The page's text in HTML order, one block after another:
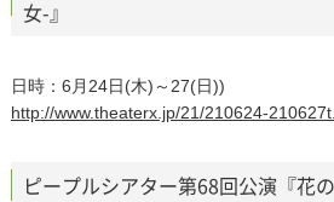
女-』
日時：6月24日(木)～27(日))
http://www.theaterx.jp/21/210624-
ピープルシアター第68回公演『花